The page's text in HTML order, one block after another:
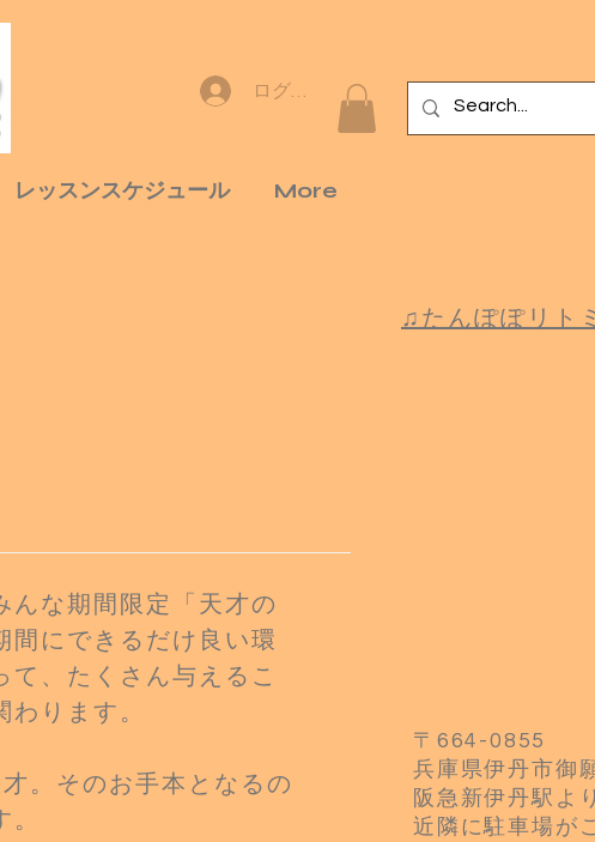
ログイン
レッスンスケジュール More
んな期間限定
「天才の
間に できるだけ良い環
て、たくさん与えるこ
わります。
。そのお手本となるの
♫たんぽぽリト
〒664-0855
兵庫県伊丹市御
阪急新伊丹駅よ
近隣に駐車場が